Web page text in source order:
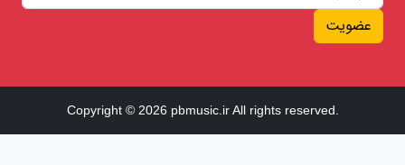
عضویت
Copyright © 2026 pbmusic.ir All rights reserved.